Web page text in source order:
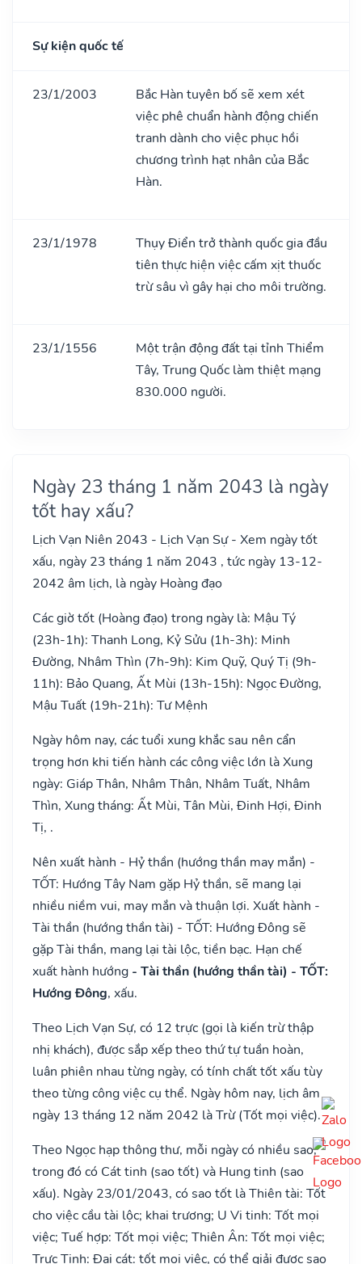
Sự kiện quốc tế
23/1/2003
Bắc Hàn tuyên bố sẽ xem xét
việc phê chuẩn hành động chiến
tranh dành cho việc phục hồi
chương trình hạt nhân của Bắc
Hàn.
23/1/1978
Thụy Điển trở thành quốc gia đầu
tiên thực hiện việc cấm xịt thuốc
trừ sâu vì gây hại cho môi trường.
23/1/1556
Một trận động đất tại tỉnh Thiểm
Tây, Trung Quốc làm thiệt mạng
830.000 người.
Ngày 23 tháng 1 năm 2043 là ngày
tốt hay xấu?
Lịch Vạn Niên 2043 - Lịch Vạn Sự - Xem ngày tốt
xấu, ngày 23 tháng 1 năm 2043 , tức ngày 13-12-
2042 âm lịch, là ngày Hoàng đạo
Các giờ tốt (Hoàng đạo) trong ngày là: Mậu Tý
(23h-1h): Thanh Long, Kỷ Sửu (1h-3h): Minh
Đường, Nhâm Thìn (7h-9h): Kim Quỹ, Quý Tị (9h-
11h): Bảo Quang, Ất Mùi (13h-15h): Ngọc Đường,
Mậu Tuất (19h-21h): Tư Mệnh
Ngày hôm nay, các tuổi xung khắc sau nên cẩn
trọng hơn khi tiến hành các công việc lớn là Xung
ngày: Giáp Thân, Nhâm Thân, Nhâm Tuất, Nhâm
Thìn, Xung tháng: Ất Mùi, Tân Mùi, Đinh Hợi, Đinh
Tị, .
Nên xuất hành - Hỷ thần (hướng thần may mắn) -
TỐT: Hướng Tây Nam gặp Hỷ thần, sẽ mang lại
nhiều niềm vui, may mắn và thuận lợi. Xuất hành -
Tài thần (hướng thần tài) - TỐT: Hướng Đông sẽ
gặp Tài thần, mang lại tài lộc, tiền bạc. Hạn chế
xuất hành hướng - Tài thần (hướng thần tài) - TỐT:
Hướng Đông, xấu.
Theo Lịch Vạn Sự, có 12 trực (gọi là kiến trừ thập
nhị khách), được sắp xếp theo thứ tự tuần hoàn,
luân phiên nhau từng ngày, có tính chất tốt xấu tùy
theo từng công việc cụ thể. Ngày hôm nay, lịch âm
ngày 13 tháng 12 năm 2042 là Trừ (Tốt mọi việc).
Theo Ngọc hạp thông thư, mỗi ngày có nhiều sao,
trong đó có Cát tinh (sao tốt) và Hung tinh (sao
xấu). Ngày 23/01/2043, có sao tốt là Thiên tài: Tốt
cho việc cầu tài lộc; khai trương; U Vi tinh: Tốt mọi
việc; Tuế hợp: Tốt mọi việc; Thiên Ân: Tốt mọi việc;
Trực Tinh: Đại cát: tốt mọi việc, có thể giải được sao